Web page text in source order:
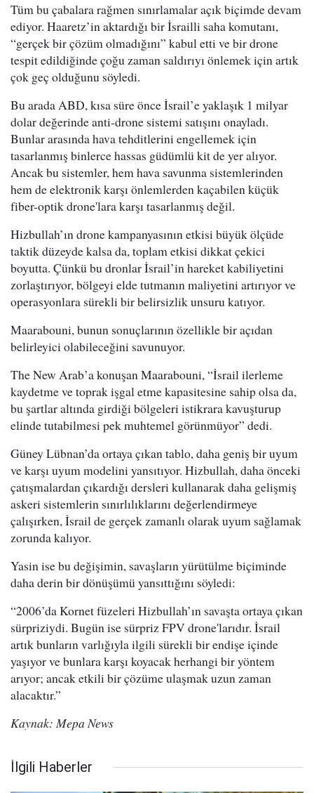
Tüm bu çabalara rağmen sınırlamalar açık biçimde devam
ediyor. Haaretz’in aktardığı bir İsrailli saha komutanı,
“gerçek bir çözüm olmadığını” kabul etti ve bir drone
tespit edildiğinde çoğu zaman saldırıyı önlemek için artık
çok geç olduğunu söyledi.
Bu arada ABD, kısa süre önce İsrail’e yaklaşık 1 milyar
dolar değerinde anti-drone sistemi satışını onayladı.
Bunlar arasında hava tehditlerini engellemek için
tasarlanmış binlerce hassas güdümlü kit de yer alıyor.
Ancak bu sistemler, hem hava savunma sistemlerinden
hem de elektronik karşı önlemlerden kaçabilen küçük
fiber-optik drone'lara karşı tasarlanmış değil.
Hizbullah’ın drone kampanyasının etkisi büyük ölçüde
taktik düzeyde kalsa da, toplam etkisi dikkat çekici
boyutta. Çünkü bu dronlar İsrail’in hareket kabiliyetini
zorlaştırıyor, bölgeyi elde tutmanın maliyetini artırıyor ve
operasyonlara sürekli bir belirsizlik unsuru katıyor.
Maarabouni, bunun sonuçlarının özellikle bir açıdan
belirleyici olabileceğini savunuyor.
The New Arab’a konuşan Maarabouni, “İsrail ilerleme
kaydetme ve toprak işgal etme kapasitesine sahip olsa da,
bu şartlar altında girdiği bölgeleri istikrara kavuşturup
elinde tutabilmesi pek muhtemel görünmüyor” dedi.
Güney Lübnan’da ortaya çıkan tablo, daha geniş bir uyum
ve karşı uyum modelini yansıtıyor. Hizbullah, daha önceki
çatışmalardan çıkardığı dersleri kullanarak daha gelişmiş
askeri sistemlerin sınırlılıklarını değerlendirmeye
çalışırken, İsrail de gerçek zamanlı olarak uyum sağlamak
zorunda kalıyor.
Yasin ise bu değişimin, savaşların yürütülme biçiminde
daha derin bir dönüşümü yansıttığını söyledi:
“2006’da Kornet füzeleri Hizbullah’ın savaşta ortaya çıkan
sürpriziydi. Bugün ise sürpriz FPV drone'larıdır. İsrail
artık bunların varlığıyla ilgili sürekli bir endişe içinde
yaşıyor ve bunlara karşı koyacak herhangi bir yöntem
arıyor; ancak etkili bir çözüme ulaşmak uzun zaman
alacaktır.”
Kaynak: Mepa News
İlgili Haberler